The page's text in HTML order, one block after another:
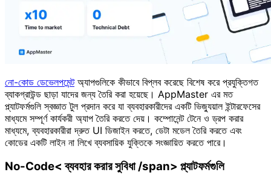
নো-কোড ডেভেলপমেন্টঅ্যাপগুলিকে কীভাবে বিপ্লব করেছে বিশেষ করে প্রযুক্তিগত
ব্যাকগ্রাউন্ড ছাড়া যাদের জন্য তৈরি করা হয়েছে। AppMaster এর মত
প্ল্যাটফর্মগুলি স্বজ্ঞাত টুল প্রদান করে যা ব্যবহারকারীদের একটি ভিজ্যুয়াল ইন্টারফেসের
মাধ্যমে সম্পূর্ণ কার্যকরী অ্যাপ তৈরি করতে দেয়। কম্পোনেন্ট টেনে ও ড্রপ করার
মাধ্যমে, ব্যবহারকারীরা দ্রুত UI ডিজাইন করতে, ডেটা মডেল তৈরি করতে এবং
কোডের একটি লাইন না লিখে ব্যবসায়িক যুক্তিকে সংজ্ঞায়িত করতে পারে।
No-Code< ব্যবহার করার সুবিধা /span> প্ল্যাটফর্মগুলি